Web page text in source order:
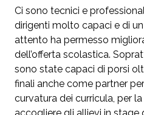
Ci sono tecnici e
dirigenti molto capaci e di
attento ha permesso
dell’offerta scolastica.
sono state capaci di porsi
finali anche come partner
curvatura dei curricula, per